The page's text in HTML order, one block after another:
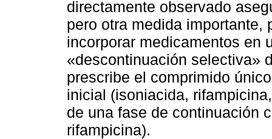
directamente observado
pero otra medida importante,
incorporar medicamentos en
«descontinuación selectiva»
prescribe el comprimido
inicial (isoniacida,
de una fase de continuación
rifampicina).